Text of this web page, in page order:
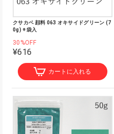
クサカベ 顔料 063 オキサイドグリーン (7
0g) ※袋入
30%OFF
¥616
カートに入れる